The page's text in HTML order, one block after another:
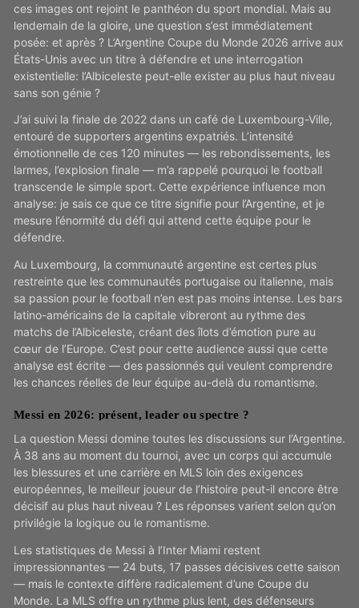
ces images ont rejoint le panthéon du sport mondial. Mais au
lendemain de la gloire, une question s’est immédiatement
posée: et après ? L’Argentine Coupe du Monde 2026 arrive aux
États-Unis avec un titre à défendre et une interrogation
existentielle: l’Albiceleste peut-elle exister au plus haut niveau
sans son génie ?
J’ai suivi la finale de 2022 dans un café de Luxembourg-Ville,
entouré de supporters argentins expatriés. L’intensité
émotionnelle de ces 120 minutes — les rebondissements, les
larmes, l’explosion finale — m’a rappelé pourquoi le football
transcende le simple sport. Cette expérience influence mon
analyse: je sais ce que ce titre signifie pour l’Argentine, et je
mesure l’énormité du défi qui attend cette équipe pour le
défendre.
Au Luxembourg, la communauté argentine est certes plus
restreinte que les communautés portugaise ou italienne, mais
sa passion pour le football n’en est pas moins intense. Les bars
latino-américains de la capitale vibreront au rythme des
matchs de l’Albiceleste, créant des îlots d’émotion pure au
cœur de l’Europe. C’est pour cette audience aussi que cette
analyse est écrite — des passionnés qui veulent comprendre
les chances réelles de leur équipe au-delà du romantisme.
Messi en 2026: présent, leader ou spectre ?
La question Messi domine toutes les discussions sur l’Argentine.
À 38 ans au moment du tournoi, avec un corps qui accumule
les blessures et une carrière en MLS loin des exigences
européennes, le meilleur joueur de l’histoire peut-il encore être
décisif au plus haut niveau ? Les réponses varient selon qu’on
privilégie la logique ou le romantisme.
Les statistiques de Messi à l’Inter Miami restent
impressionnantes — 24 buts, 17 passes décisives cette saison
— mais le contexte diffère radicalement d’une Coupe du
Monde. La MLS offre un rythme plus lent, des défenseurs